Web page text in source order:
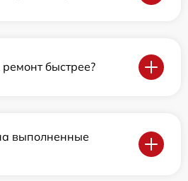
быстрее?
выполненные